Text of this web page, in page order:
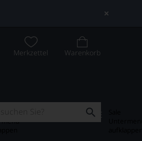
Merkzettel Warenkorb
SALE